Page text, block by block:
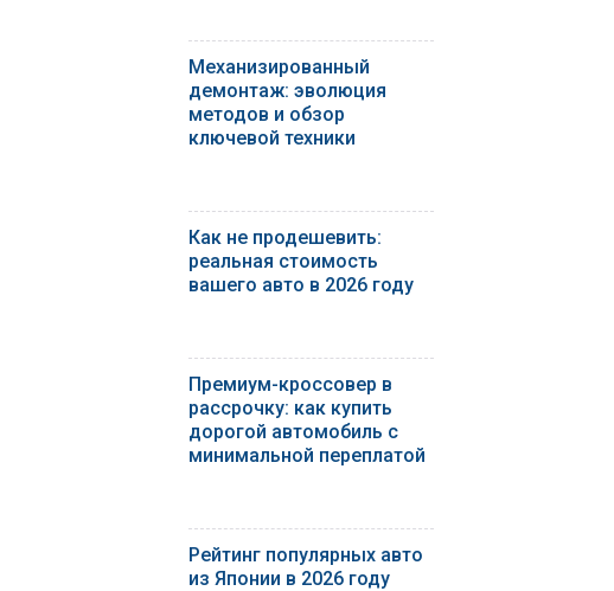
Механизированный
демонтаж: эволюция
методов и обзор
ключевой техники
Как не продешевить:
реальная стоимость
вашего авто в 2026 году
Премиум-кроссовер в
рассрочку: как купить
дорогой автомобиль с
минимальной переплатой
Рейтинг популярных авто
из Японии в 2026 году